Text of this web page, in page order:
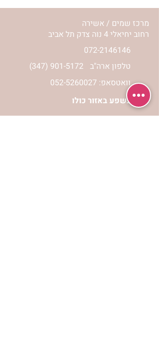
מרכז שמים / אשירה
רחוב יחיאלי 4 נוה צדק תל אביב
072-2146146
(347) 901-5172 טלפון ארה"ב
וואטסאפ: 052-5260027
חניה בשפע באזור כולו